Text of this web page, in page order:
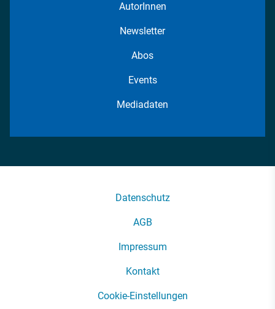
AutorInnen
Newsletter
Abos
Events
Mediadaten
Datenschutz
AGB
Impressum
Kontakt
Cookie-Einstellungen